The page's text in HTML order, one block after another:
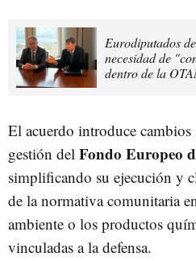
Eurodiputados
necesidad de
dentro de la
El acuerdo introduce
gestión del Fondo Europeo
simplificando su ejecución y
de la normativa comunitaria
ambiente o los productos
vinculadas a la defensa.